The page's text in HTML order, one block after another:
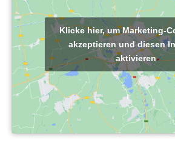
Klicke hier, um Marketing-
akzeptieren und diesen
aktivieren